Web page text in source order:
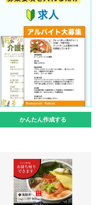
かんたん作成する